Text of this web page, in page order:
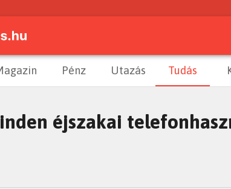
Pénz Utazás Tudás
éjszakai